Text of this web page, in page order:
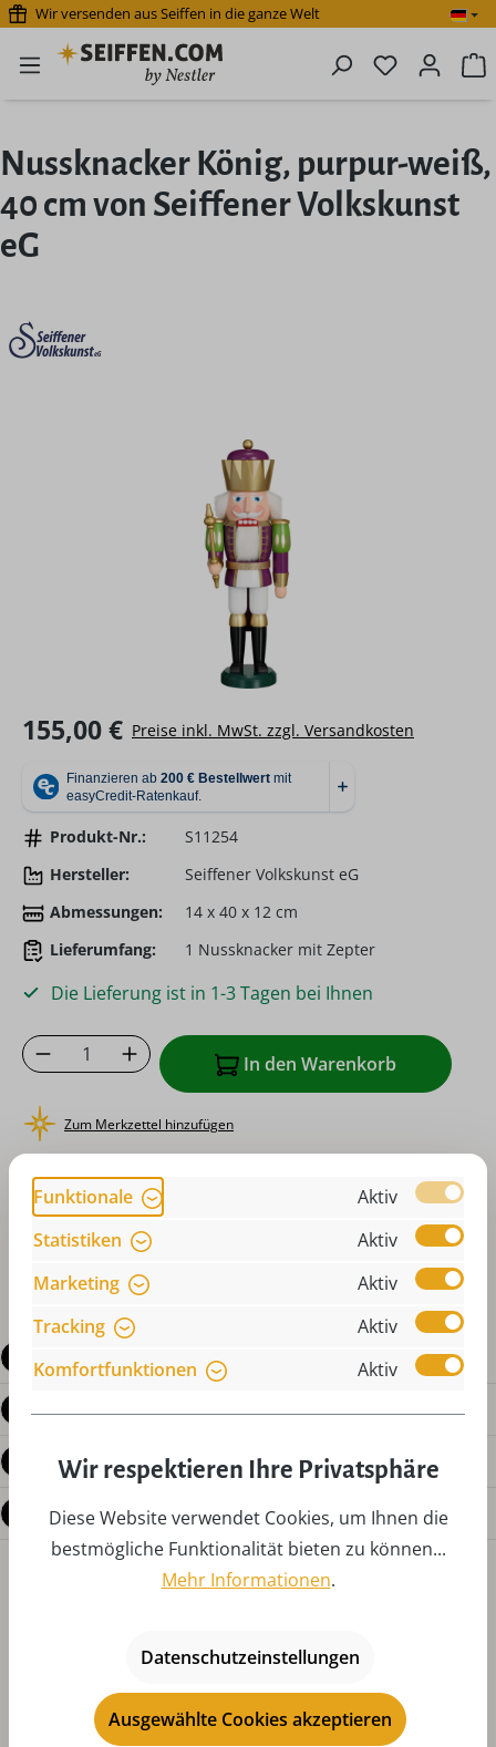
Zum Hauptinhalt springen
Wir versenden aus Seiffen in die ganze Welt
Du hast 0
Nussknacker König, purpur-weiß,
40 cm von Seiffener Volkskunst
eG
Bildergalerie überspringen
Regulärer Preis:
155,00 € Preise inkl. MwSt. zzgl. Versandkosten
Produkt-Nr.:
S11254
Hersteller:
Seiffener Volkskunst eG
Abmessungen:
14 x 40 x 12 cm
Lieferumfang:
1 Nussknacker mit Zepter
Die Lieferung ist in 1-3 Tagen bei Ihnen
Produkt Anzahl: Gib den gewünschten
In den Warenkorb
Zum Merkzettel hinzufügen
Beschreibung
Produktdetails
Bewertungen
Fragen zum Produkt
Produktgalerie überspringen
Das könnte Ihnen auch gefallen
Funktionale
Aktiv
Statistiken
Aktiv
Marketing
Aktiv
Tracking
Aktiv
Komfortfunktionen
Aktiv
Wir respektieren Ihre Privatsphäre
Diese Website verwendet Cookies, um Ihnen die
bestmögliche Funktionalität bieten zu können...
Mehr Informationen.
Datenschutzeinstellungen
Ausgewählte Cookies akzeptieren